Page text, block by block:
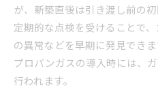
が、新築直後は引き渡し前の
定期的な点検を受けることで
の異常などを早期に発見でき
プロパンガスの導入時には、
行われます。